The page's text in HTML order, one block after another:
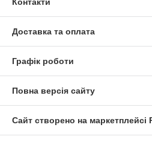
Контакти
Доставка та оплата
Графік роботи
Повна версія сайту
Сайт створено на маркетплейсі